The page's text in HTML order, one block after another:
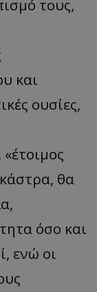
τους,
και
ουσίες,
θα
όσο και
ενώ οι